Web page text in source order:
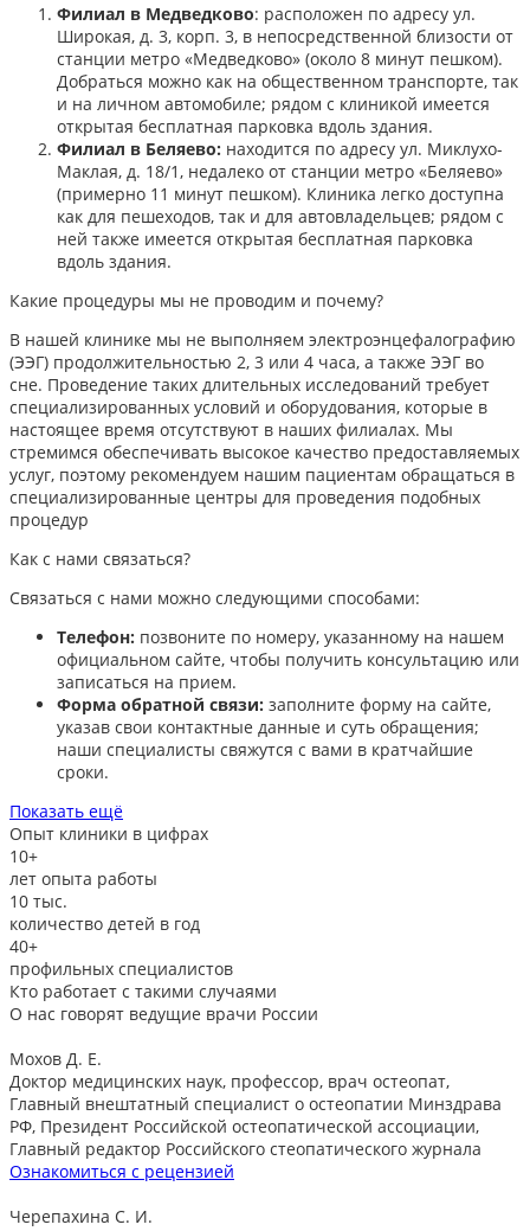
Филиал в Медведково: расположен по адресу ул.
Широкая, д. 3, корп. 3, в непосредственной близости от
станции метро «Медведково» (около 8 минут пешком).
Добраться можно как на общественном транспорте, так
и на личном автомобиле; рядом с клиникой имеется
открытая бесплатная парковка вдоль здания.
Филиал в Беляево: находится по адресу ул. Миклухо-
Маклая, д. 18/1, недалеко от станции метро «Беляево»
(примерно 11 минут пешком). Клиника легко доступна
как для пешеходов, так и для автовладельцев; рядом с
ней также имеется открытая бесплатная парковка
вдоль здания.
Какие процедуры мы не проводим и почему?
В нашей клинике мы не выполняем электроэнцефалографию
(ЭЭГ) продолжительностью 2, 3 или 4 часа, а также ЭЭГ во
сне. Проведение таких длительных исследований требует
специализированных условий и оборудования, которые в
настоящее время отсутствуют в наших филиалах. Мы
стремимся обеспечивать высокое качество предоставляемых
услуг, поэтому рекомендуем нашим пациентам обращаться в
специализированные центры для проведения подобных
процедур
Как с нами связаться?
Связаться с нами можно следующими способами:​
Телефон: позвоните по номеру, указанному на нашем
официальном сайте, чтобы получить консультацию или
записаться на прием.​
Форма обратной связи: заполните форму на сайте,
указав свои контактные данные и суть обращения;
наши специалисты свяжутся с вами в кратчайшие
сроки.​
Показать ещё
Опыт клиники в цифрах
10+
лет опыта работы
10 тыс.
количество детей в год
40+
профильных специалистов
Кто работает с такими случаями
О нас говорят ведущие врачи России
Мохов Д. Е.
Доктор медицинских наук, профессор, врач остеопат,
Главный внештатный специалист о остеопатии Минздрава
РФ, Президент Российской остеопатической ассоциации,
Главный редактор Российского стеопатического журнала
Ознакомиться с рецензией
Черепахина С. И.